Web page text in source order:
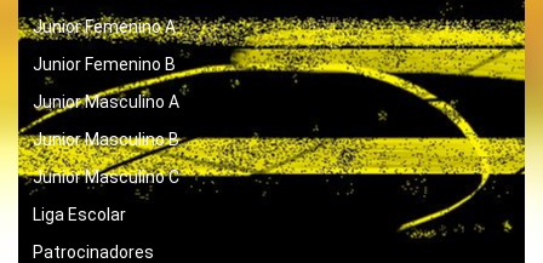
Junior Femenino A
Junior Femenino B
Junior Masculino A
Junior Masculino B
Junior Masculino C
Liga Escolar
Patrocinadores